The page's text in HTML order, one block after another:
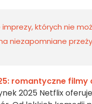
imprezy, których nie
niezapomniane
romantyczne filmy
2025 Netflix